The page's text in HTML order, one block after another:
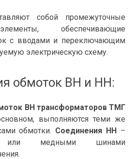
собой промежуточные
обеспечивающие
с вводами и переключающим
электрическую схему.
обмоток ВН и НН:
ВН трансформаторов ТМГ
выполняются теми же
обмотки. Соединения НН –
или медными шинами